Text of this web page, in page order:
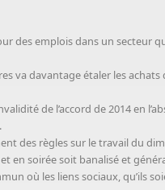
des emplois dans un secteur
va davantage étaler les
de l’accord de 2014 en
des règles sur le travail du
en soirée soit banalisé et
où les liens sociaux, qu’ils